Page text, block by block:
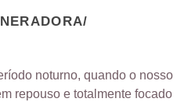
noturno, quando o nosso
repouso e totalmente focado